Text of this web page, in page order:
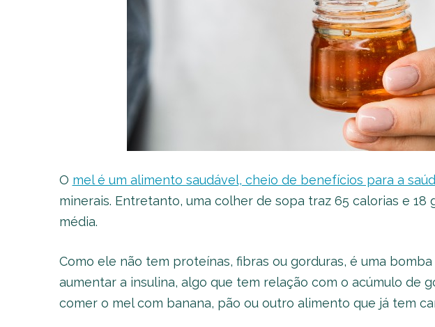
O mel é um alimento saudável, cheio de benefícios para a
minerais. Entretanto, uma colher de sopa traz 65 calorias e 18
média.
Como ele não tem proteínas, fibras ou gorduras, é uma
aumentar a insulina, algo que tem relação com o acúmulo de
comer o mel com banana, pão ou outro alimento que já tem